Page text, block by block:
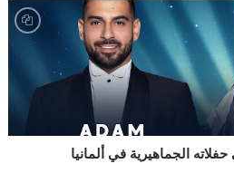
الجماهيرية في ألمانيا